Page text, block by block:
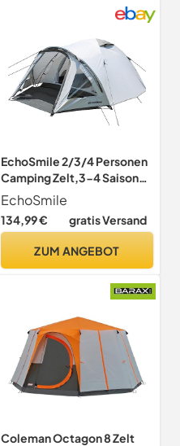
EchoSmile 2/3/4 Personen
Camping Zelt,3-4 Saison
Wasserdichtes 5000mm
Zelt,Kuppelzelt mit
Vorzelt,leichtes
Zelt Festivalzelt, Weiß Grau
EchoSmile
134,99 € gratis Versand
ZUM ANGEBOT
Coleman Octagon 8 Zelt